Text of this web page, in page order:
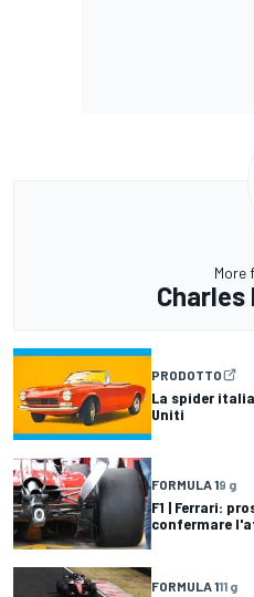
More
PRODOTTO
La spider
Uniti
FORMULA 19 g
F1 | Ferrari:
confermare
FORMULA 111 g